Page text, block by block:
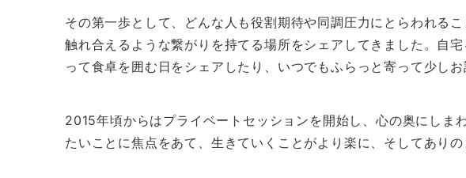
その第一歩として、どんな人も役割期待や同調圧力にとらわれる
触れ合えるような繋がりを持てる場所をシェアしてきました。自
って食卓を囲む日をシェアしたり、いつでもふらっと寄って少し
2015年頃からはプライベートセッションを開始し、心の奥にし
たいことに焦点をあて、生きていくことがより楽に、そしてあり